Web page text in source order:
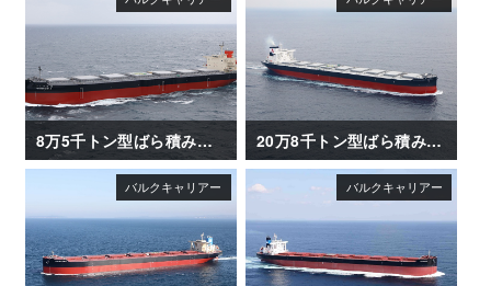
8万5千トン型ばら積み運搬船「ISHIZUCHI Ⅱ」 20万8千トン型ばら積み運搬船「SANTA ISABEL」竣工